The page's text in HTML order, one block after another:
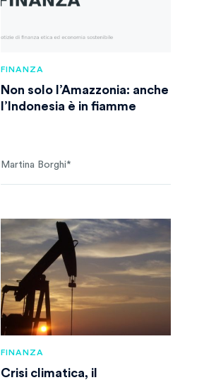
FINANZA
Non solo l’Amazzonia: anche
l’Indonesia è in fiamme
Martina Borghi*
FINANZA
Crisi climatica, il